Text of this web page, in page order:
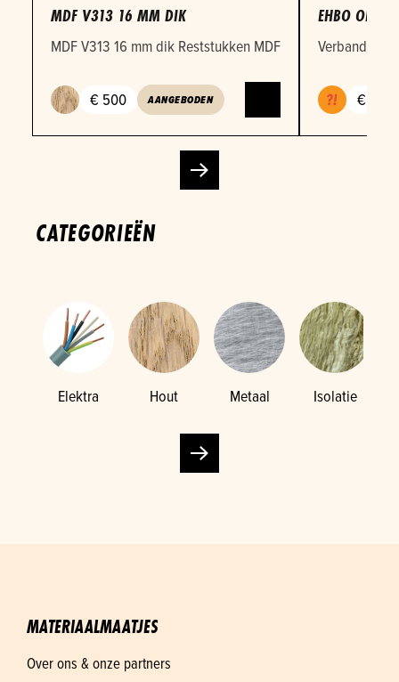
MDF V313 16 MM DIK
MDF V313 16 mm dik Reststukken MDF 16mm in
€ 500 AANGEBODEN
EHBO
€ 1
CATEGORIEËN
Elektra Hout Metaal Isolatie
MATERIAALMAATJES
Over ons & onze partners